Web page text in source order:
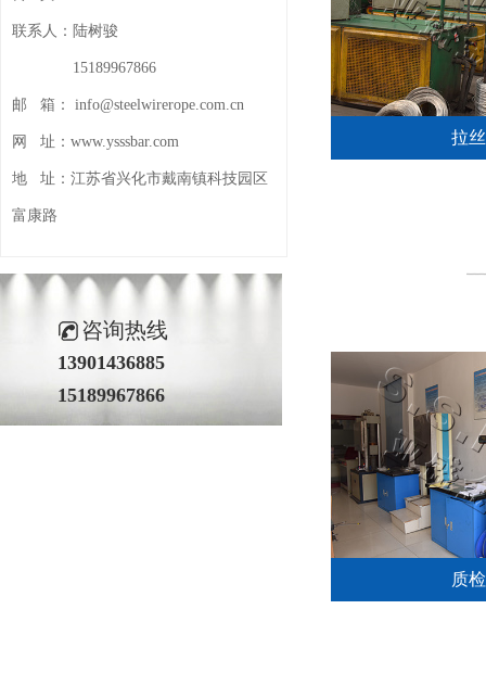
联系人： 陆树骏
15189967866
邮 箱： info@steelwirerope.com.cn
网 址： www.ysssbar.com
地 址： 江苏省兴化市戴南镇科技园区
富康路
咨询热线
13901436885
15189967866
拉
质